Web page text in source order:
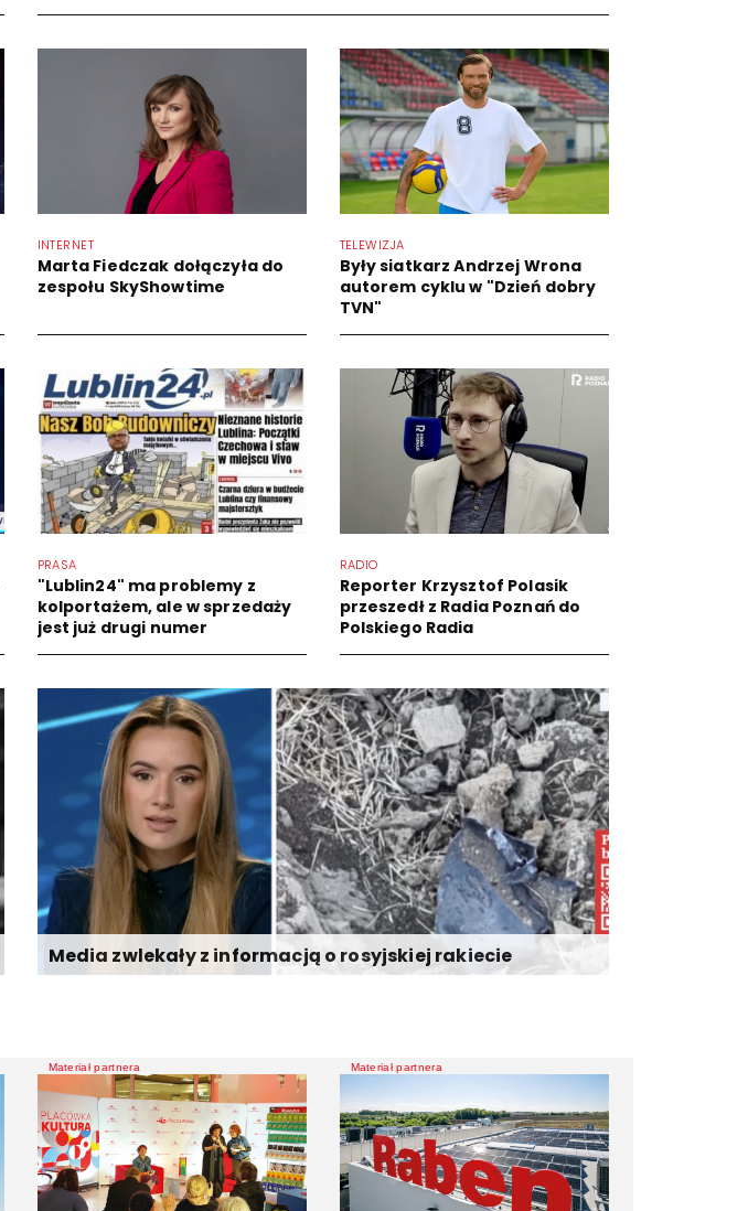
INTERNET
Marta Fiedczak dołączyła do
zespołu SkyShowtime
TELEWIZJA
Były siatkarz Andrzej Wrona
autorem cyklu w "Dzień dobry
TVN"
PRASA
"Lublin24" ma problemy z
kolportażem, ale w sprzedaży
jest już drugi numer
RADIO
Reporter Krzysztof Polasik
przeszedł z Radia Poznań do
Polskiego Radia
Media zwlekały z informacją o rosyjskiej rakiecie
Materiał partnera Materiał partnera